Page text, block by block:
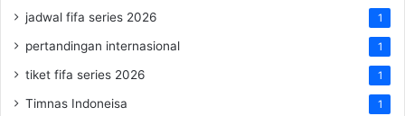
jadwal fifa series 2026 1
pertandingan internasional 1
tiket fifa series 2026 1
Timnas Indoneisa 1